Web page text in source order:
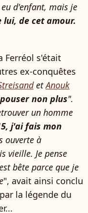
d'enfant, mais je
lui, de cet amour.
Ferréol s'était
ex-conquêtes
etAnouk
non plus".
un homme
j'ai fais mon
ouverte à
vieille. Je pense
bête parce que je
", avait ainsi conclu
la légende du